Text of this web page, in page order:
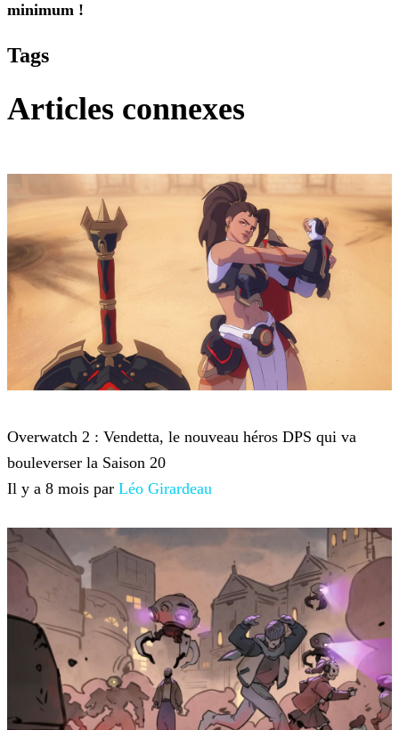
minimum !
Tags
Articles connexes
Overwatch 2 : Vendetta, le nouveau héros DPS qui va
bouleverser la Saison 20
Il y a 8 mois par Léo Girardeau